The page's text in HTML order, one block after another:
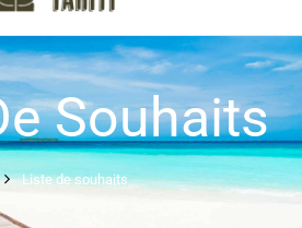
Souhaits
Liste de souhaits